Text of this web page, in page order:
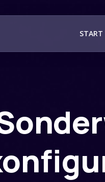
START